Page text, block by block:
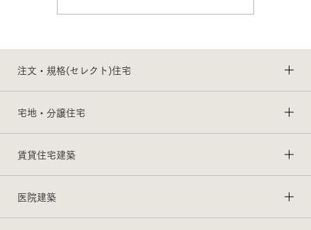
注文・規格(セレクト)住宅
宅地・分譲住宅
賃貸住宅建築
医院建築